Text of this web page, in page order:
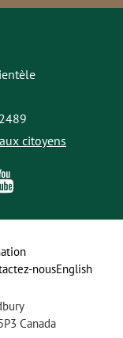
citoyens
to
our
YouTube
channel
Canada
nousEnglish